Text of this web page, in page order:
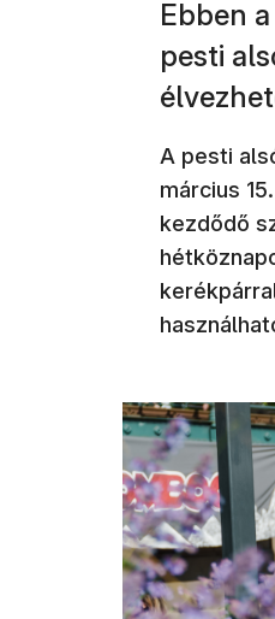
Ebben
pesti
A pesti
március
kezdődő